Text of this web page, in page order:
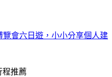
覽會六日遊，小小分享個人建